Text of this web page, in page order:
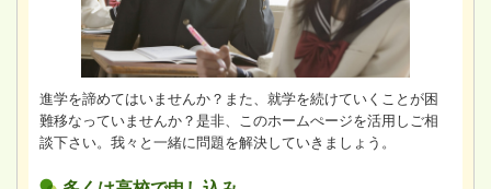
進学を諦めてはいませんか？また、就学を続けていくことが困
難移なっていませんか？是非、このホームぺージを活用しご相
談下さい。我々と一緒に問題を解決していきましょう。